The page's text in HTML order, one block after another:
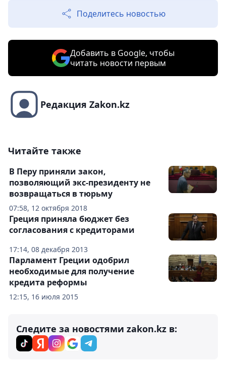
Поделитесь новостью
Добавить в Google, чтобы
читать новости первым
Редакция Zakon.kz
Читайте также
07:58, 12 октября 2018
В Перу приняли закон,
позволяющий экс-президенту не
возвращаться в тюрьму
17:14, 08 декабря 2013
Греция приняла бюджет без
согласования с кредиторами
12:15, 16 июля 2015
Парламент Греции одобрил
необходимые для получение
кредита реформы
Следите за новостями zakon.kz в: